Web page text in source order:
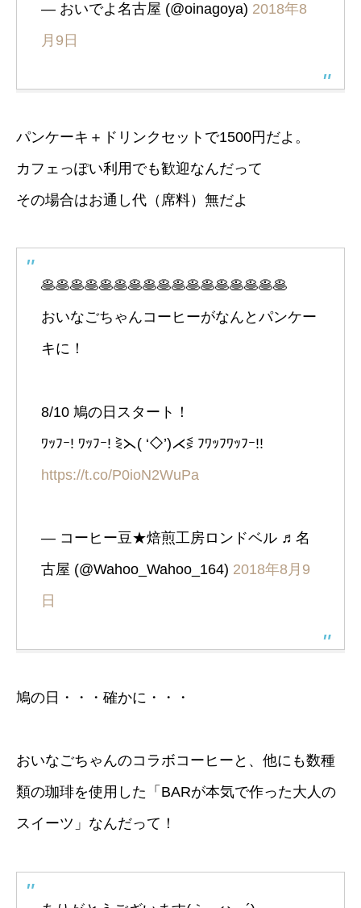
— おいでよ名古屋 (@oinagoya) 2018年8
月9日
パンケーキ＋ドリンクセットで1500円だよ。
カフェっぽい利用でも歓迎なんだって
その場合はお通し代（席料）無だよ
🥞🥞🥞🥞🥞🥞🥞🥞🥞🥞🥞🥞🥞🥞🥞🥞🥞
おいなごちゃんコーヒーがなんとパンケー
キに！
8/10 鳩の日スタート！
ﾜｯﾌｰ! ﾜｯﾌｰ! ⋛⋋( ‘◇’)⋌⋚ ﾌﾜｯﾌﾜｯﾌｰ!!
https://t.co/P0ioN2WuPa
— コーヒー豆★焙煎工房ロンドベル ♬名
古屋 (@Wahoo_Wahoo_164) 2018年8月9
日
鳩の日・・・確かに・・・
おいなごちゃんのコラボコーヒーと、他にも数種
類の珈琲を使用した「BARが本気で作った大人の
スイーツ」なんだって！